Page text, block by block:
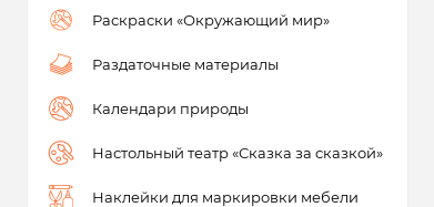
Раскраски «Окружающий мир»
Раздаточные материалы
Календари природы
Настольный театр «Сказка за сказкой»
Наклейки для маркировки мебели